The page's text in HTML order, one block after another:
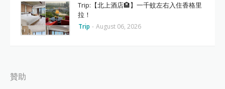
Trip:【北上酒店🏨】一千蚊左右入住香格里
拉！
Trip - August 06, 2026
贊助